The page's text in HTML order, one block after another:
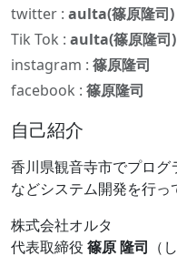
twitter : aulta(篠原隆司)
Tik Tok : aulta(篠原隆司)
instagram : 篠原隆司
facebook : 篠原隆司
自己紹介
香川県観音寺市でプロ
などシステム開発を行っ
株式会社オルタ
代表取締役 篠原 隆司 （